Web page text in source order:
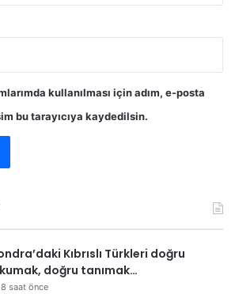
kullanılması için adım, e-posta
bu tarayıcıya kaydedilsin.
Kıbrıslı Türkleri doğru
doğru tanımak…
8 saat önce